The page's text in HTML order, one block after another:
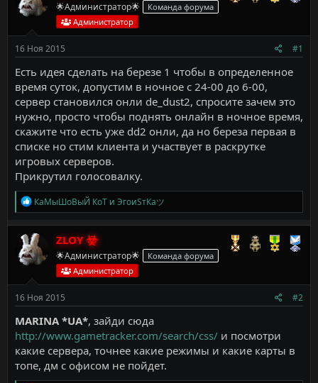
🌟Администратор🌟
Команда форума
Администратор
16 Ноя 2015 #1
Есть идея сделать на березе 1 чтобы в определенное
время суток, допустим в ночное с 24-00 до 6-00,
сервер становился онли de_dust2, спросите зачем это
нужно, просто чтобы поднять онлайн в ночное время,
скажите что есть уже dd2 онли, да но береза первая в
списке но стим клиента и участвует в раскрутке
игровых серверов.
Прикрутил голосовалку.
Р
е
а
к
ц
и
КаМыШоВыЙ КоТ и ЭгоиSтКаツ
ZLOY
🌟Администратор🌟
Команда форума
Администратор
16 Ноя 2015 #2
MARINA *UA*, зайди сюда
http://www.gametracker.com/search/css/ и посмотри
какие сервера, точнее какие режимы и какие карты в
топе, дм с офисом не пойдет.